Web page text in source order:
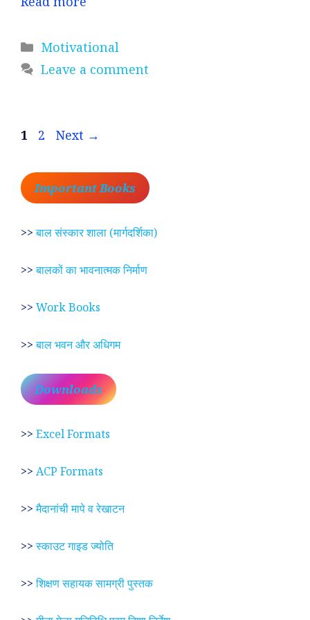
Categories
Motivational
Leave a comment
Page
1 Page
2 Next →
Important Books
>>बाल संस्कार शाला (मार्गदर्शिका)
>>बालकों का भावनात्मक निर्माण
>> Work Books
>>बाल भवन और अधिगम
Downloads
>> Excel Formats
>> ACP Formats
>>मैदानांची मापे व रेखाटन
>>स्काउट गाइड ज्योति
>>शिक्षण सहायक सामग्री पुस्तक